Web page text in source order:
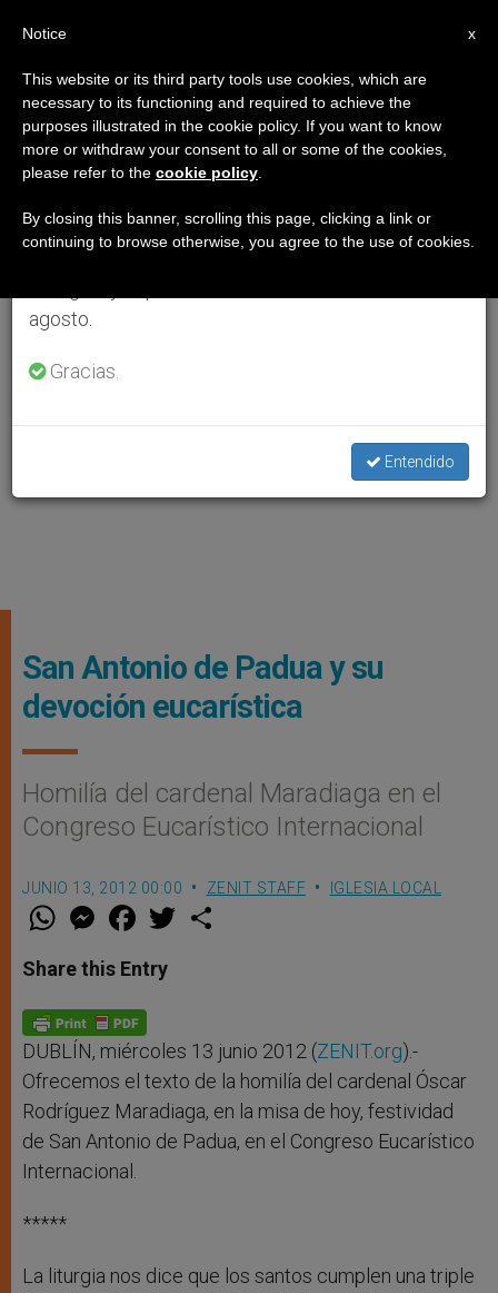
San Antonio de Padua y su
devoción eucarística
Homilía del cardenal Maradiaga en el
Congreso Eucarístico Internacional
JUNIO 13, 2012 00:00 ZENIT STAFF IGLESIA LOCAL
W
t
s
p
p
M
e
s
e
g
e
r
F
a
e
b
o
k
w
Share this Entry
DUBLÍN, miércoles 13 junio 2012 (ZENIT.org).-
Ofrecemos el texto de la homilía del cardenal Óscar
Rodríguez Maradiaga, en la misa de hoy, festividad
de San Antonio de Padua, en el Congreso Eucarístico
Internacional.
*****
La liturgia nos dice que los santos cumplen una triple
×
Aviso importante
Del 27 de julio al 7 de agosto haremos la pausa
anual, aprovechando que en el periodo de verano
se generan menos informaciones y también el
agosto.
Gracias.
Entendido
x
Notice
This website or its third party tools use cookies, which are
necessary to its functioning and required to achieve the
purposes illustrated in the cookie policy. If you want to know
more or withdraw your consent to all or some of the cookies,
please refer to the cookie policy
By closing this banner, scrolling this page, clicking a link or
continuing to browse otherwise, you agree to the use of cookies.